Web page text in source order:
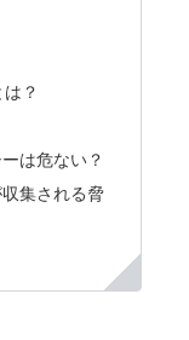
？
は危ない？
集される脅